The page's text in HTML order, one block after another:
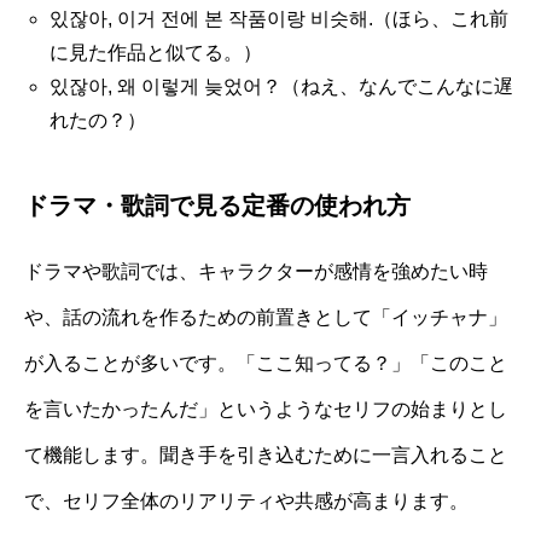
있잖아, 이거 전에 본 작품이랑 비슷해.（ほら、これ前
に見た作品と似てる。）
있잖아, 왜 이렇게 늦었어？（ねえ、なんでこんなに遅
れたの？）
ドラマ・歌詞で見る定番の使われ方
ドラマや歌詞では、キャラクターが感情を強めたい時
や、話の流れを作るための前置きとして「イッチャナ」
が入ることが多いです。「ここ知ってる？」「このこと
を言いたかったんだ」というようなセリフの始まりとし
て機能します。聞き手を引き込むために一言入れること
で、セリフ全体のリアリティや共感が高まります。